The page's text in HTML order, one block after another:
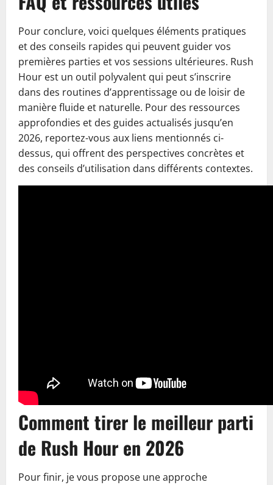
Pour conclure, voici quelques éléments pratiques
et des conseils rapides qui peuvent guider vos
premières parties et vos sessions ultérieures. Rush
Hour est un outil polyvalent qui peut s’inscrire
dans des routines d’apprentissage ou de loisir de
manière fluide et naturelle. Pour des ressources
approfondies et des guides actualisés jusqu’en
2026, reportez-vous aux liens mentionnés ci-
dessus, qui offrent des perspectives concrètes et
des conseils d’utilisation dans différents contextes.
Comment tirer le meilleur parti
de Rush Hour en 2026
Pour finir, je vous propose une approche